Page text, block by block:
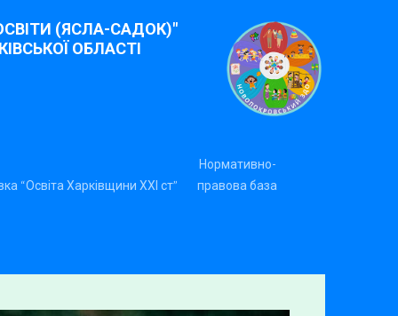
(ЯСЛА-САДОК)"
ОБЛАСТІ
“Освіта Харківщини ХХІ ст”
Нормативно-
правова база